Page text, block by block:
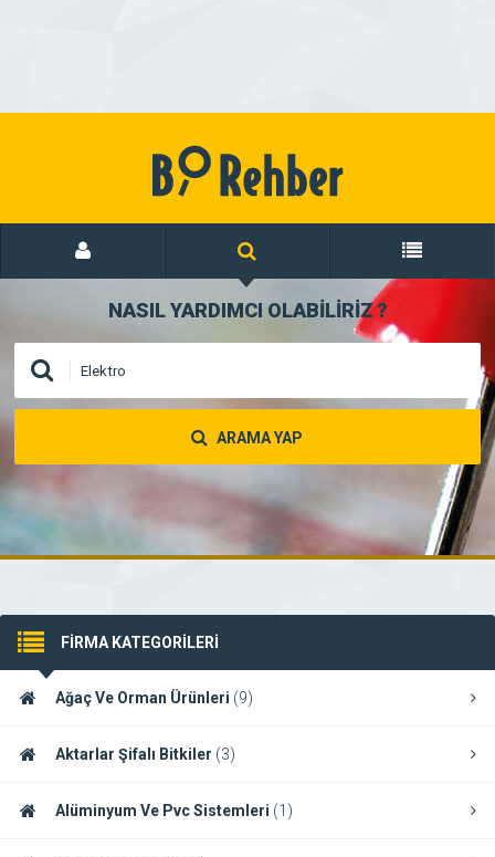
NASIL YARDIMCI OLABİLİRİZ?
ARAMA YAP
FİRMA KATEGORİLERİ
Ağaç Ve Orman Ürünleri (9)
Aktarlar Şifalı Bitkiler (3)
Alüminyum Ve Pvc Sistemleri (1)